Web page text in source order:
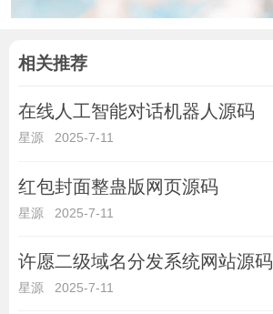
相关推荐
在线人工智能对话机器人源码
星源 2025-7-11
红包封面整蛊版网页源码
星源 2025-7-11
许愿二级域名分发系统网站源码
星源 2025-7-11